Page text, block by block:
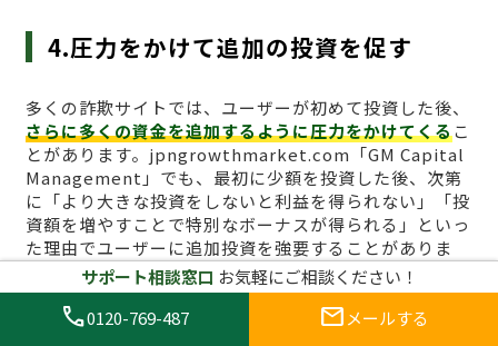
4.圧力をかけて追加の投資を促す
多くの詐欺サイトでは、ユーザーが初めて投資した後、
さらに多くの資金を追加するように圧力をかけてくるこ
とがあります。jpngrowthmarket.com「GM Capital
Management」でも、最初に少額を投資した後、次第
に「より大きな投資をしないと利益を得られない」「投
資額を増やすことで特別なボーナスが得られる」といっ
た理由でユーザーに追加投資を強要することがありま
す。この手法は、詐欺業者が資金を搾取するためによく
使う手段であり、ユーザーが一度でも多く投資するよう
に仕向けるための心理的な圧力をかけてきます。
サポート相談窓口 お気軽にご相談ください！
call0120-769-487 mail メールする